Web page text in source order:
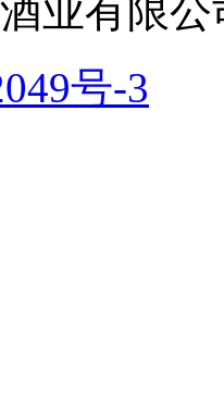
业有限公
号-3